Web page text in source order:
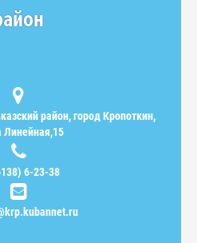
район, город Кропоткин,
Линейная,15
6-23-38